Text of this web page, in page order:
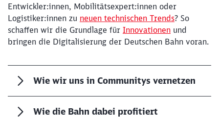
Entwickler:innen, Mobilitätsexpert:innen oder
Logistiker:innen zu neuen technischen Trends? So
schaffen wir die Grundlage für Innovationen und
bringen die Digitalisierung der Deutschen Bahn voran.
Wie wir uns in Communitys vernetzen
Wie die Bahn dabei profitiert
Möchten Sie zuweitergeleitet